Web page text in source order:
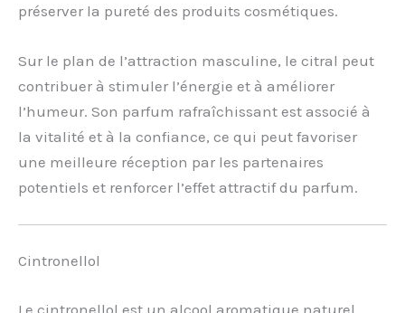
préserver la pureté des produits cosmétiques.
Sur le plan de l’attraction masculine, le citral peut
contribuer à stimuler l’énergie et à améliorer
l’humeur. Son parfum rafraîchissant est associé à
la vitalité et à la confiance, ce qui peut favoriser
une meilleure réception par les partenaires
potentiels et renforcer l’effet attractif du parfum.
Cintronellol
Le cintronellol est un alcool aromatique naturel